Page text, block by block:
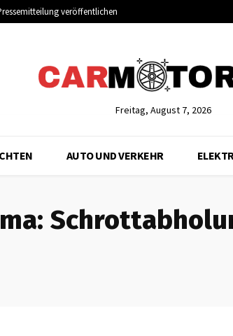
veröffentlichen
Freitag, August 7, 2026
AUTO UND VERKEHR